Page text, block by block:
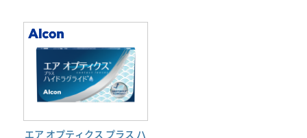
エア オプティクス プラス ハ